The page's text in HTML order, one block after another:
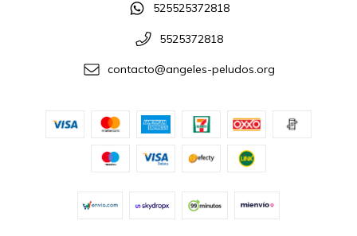
525525372818
5525372818
contacto@angeles-peludos.org